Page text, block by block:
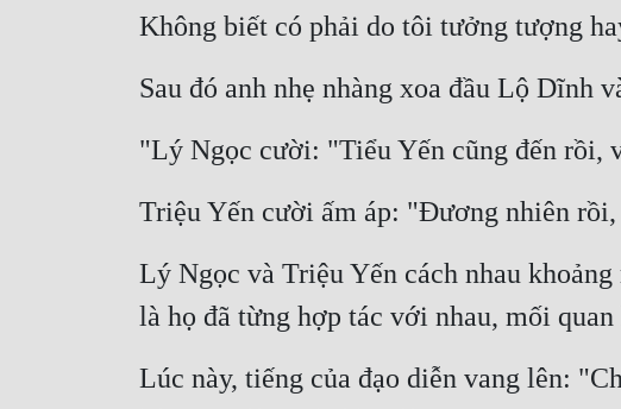
Không biết có phải do tôi tưởng tượng
Sau đó anh nhẹ nhàng xoa đầu Lộ Dĩnh
"Lý Ngọc cười: "Tiểu Yến cũng đến rồi,
Triệu Yến cười ấm áp: "Đương nhiên
Lý Ngọc và Triệu Yến cách nhau
là họ đã từng hợp tác với nhau, mối
Lúc này, tiếng của đạo diễn vang lên: